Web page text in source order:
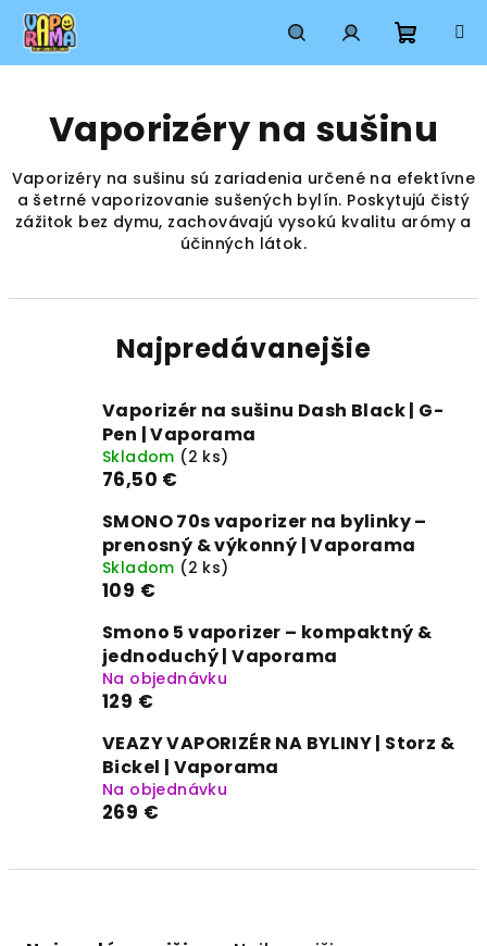
Prejsť
obsah
HľadaťPrihlásenie
košík
Vaporizéry na sušinu
Vaporizéry na sušinu sú zariadenia určené na efektívne
a šetrné vaporizovanie sušených bylín. Poskytujú čistý
zážitok bez dymu, zachovávajú vysokú kvalitu arómy a
účinných látok.
Najpredávanejšie
Vaporizér na sušinu Dash Black | G-
Pen | Vaporama
Skladom (2 ks)
76,50 €
SMONO 70s vaporizer na bylinky –
prenosný & výkonný | Vaporama
Skladom (2 ks)
109 €
Smono 5 vaporizer – kompaktný &
jednoduchý | Vaporama
Na objednávku
129 €
VEAZY VAPORIZÉR NA BYLINY | Storz &
Bickel | Vaporama
Na objednávku
269 €